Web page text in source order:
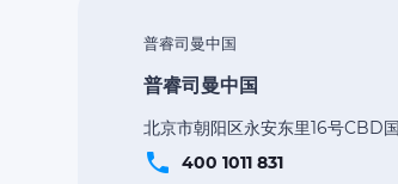
普睿司曼中国
普睿司曼中国
北京市朝阳区永安东里16号CBD
phone 400 1011 831